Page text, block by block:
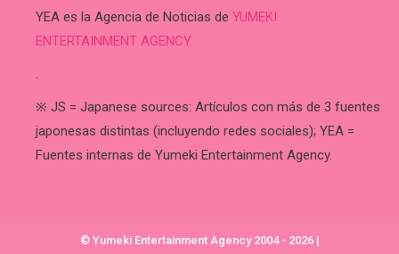
YEA es la Agencia de Noticias de YUMEKI
ENTERTAINMENT AGENCY.
.
※ JS = Japanese sources: Artículos con más de 3 fuentes
japonesas distintas (incluyendo redes sociales); YEA =
Fuentes internas de Yumeki Entertainment Agency.
© Yumeki Entertainment Agency 2004 - 2026 |